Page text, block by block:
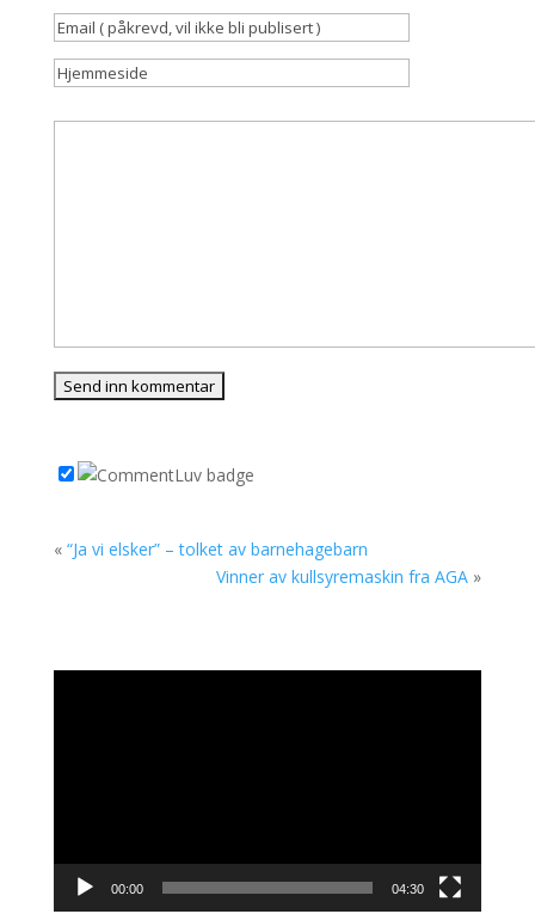
« “Ja vi elsker” – tolket av barnehagebarn
Vinner av kullsyremaskin fra AGA »
00:00 04:30